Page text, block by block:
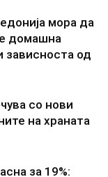
мора да
домашна
зависноста од
со нови
на храната
за 19%: